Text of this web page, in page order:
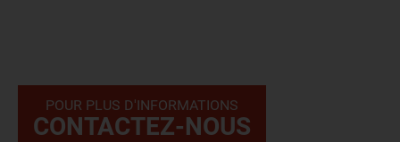
POUR PLUS D'INFORMATIONS
CONTACTEZ-NOUS